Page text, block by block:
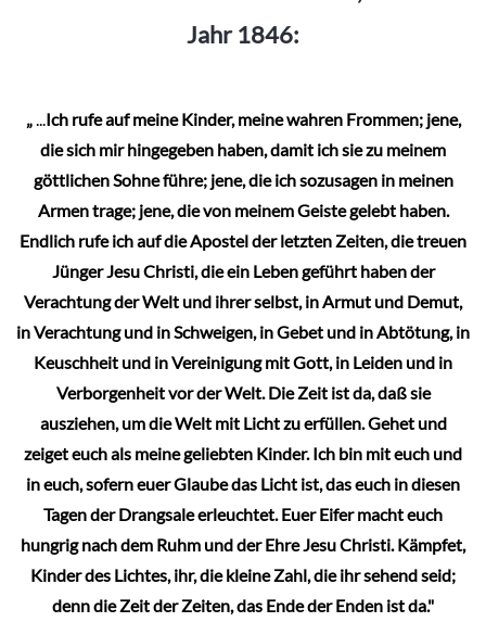
Jahr 1846:
„...Ich rufe auf meine Kinder, meine wahren Frommen; jene,
die sich mir hingegeben haben, damit ich sie zu meinem
göttlichen Sohne führe; jene, die ich sozusagen in meinen
Armen trage; jene, die von meinem Geiste gelebt haben.
Endlich rufe ich auf die Apostel der letzten Zeiten, die treuen
Jünger Jesu Christi, die ein Leben geführt haben der
Verachtung der Welt und ihrer selbst, in Armut und Demut,
in Verachtung und in Schweigen, in Gebet und in Abtötung, in
Keuschheit und in Vereinigung mit Gott, in Leiden und in
Verborgenheit vor der Welt. Die Zeit ist da, daß sie
ausziehen, um die Welt mit Licht zu erfüllen. Gehet und
zeiget euch als meine geliebten Kinder. Ich bin mit euch und
in euch, sofern euer Glaube das Licht ist, das euch in diesen
Tagen der Drangsale erleuchtet. Euer Eifer macht euch
hungrig nach dem Ruhm und der Ehre Jesu Christi. Kämpfet,
Kinder des Lichtes, ihr, die kleine Zahl, die ihr sehend seid;
denn die Zeit der Zeiten, das Ende der Enden ist da."